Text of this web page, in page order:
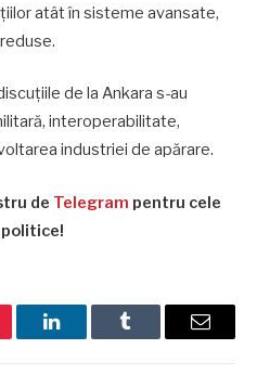
atât în sisteme avansate,
de la Ankara s-au
interoperabilitate,
industriei de apărare.
de Telegram pentru cele
LinkedInTumblr Email